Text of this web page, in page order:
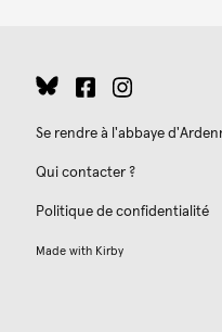
Se rendre à l'abbaye
Qui contacter ?
Politique de confidentialité
Made with Kirby